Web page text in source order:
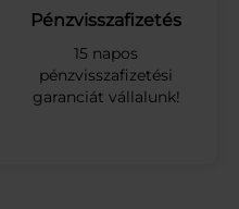
Pénzvisszafizetés
15 napos
pénzvisszafizetési
garanciát vállalunk!